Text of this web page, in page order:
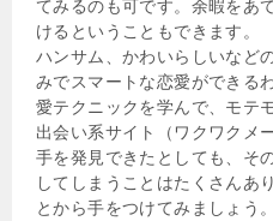
てみるのも可です。余暇をあ
けるということもできます。
ハンサム、かわいらしいなど
みでスマートな恋愛ができる
愛テクニックを学んで、モテ
出会い系サイト（ワクワクメ
手を発見できたとしても、そ
してしまうことはたくさんあ
とから手をつけてみましょう。